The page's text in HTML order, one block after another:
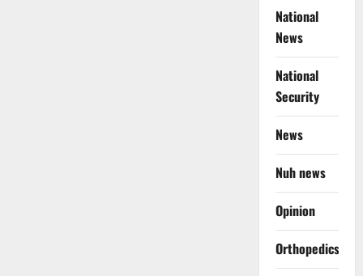
National
News
National
Security
News
Nuh news
Opinion
Orthopedics